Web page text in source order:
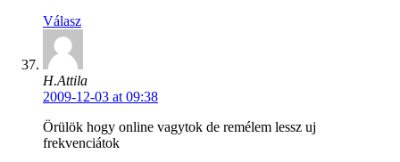
Válasz
H.Attila
2009-12-03 at 09:38
Örülök hogy online vagytok de remélem lessz uj
frekvenciátok